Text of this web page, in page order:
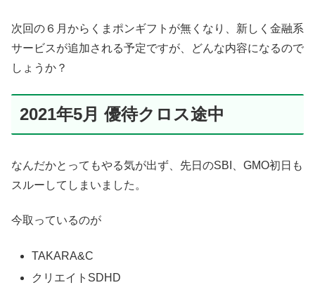
次回の６月からくまポンギフトが無くなり、新しく金融系
サービスが追加される予定ですが、どんな内容になるので
しょうか？
2021年5月 優待クロス途中
なんだかとってもやる気が出ず、先日のSBI、GMO初日も
スルーしてしまいました。
今取っているのが
TAKARA&C
クリエイトSDHD